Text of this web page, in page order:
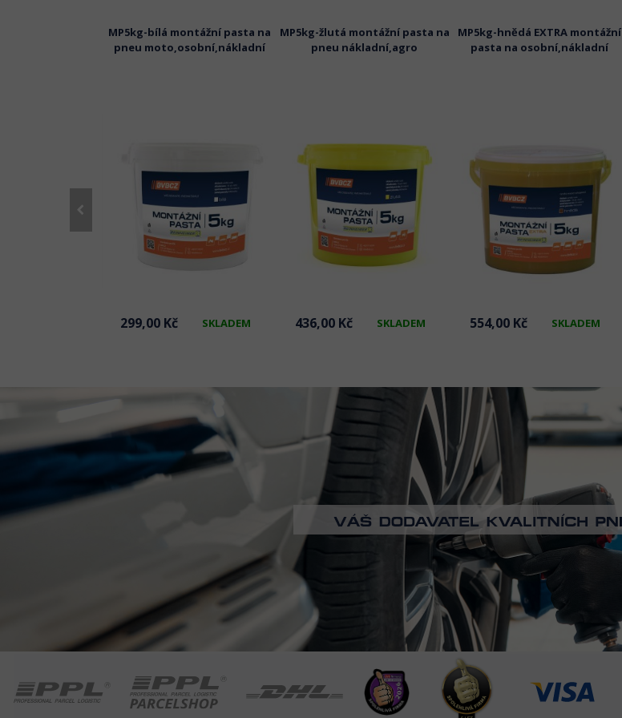
MP5kg-bílá montážní pasta na
pneu moto,osobní,nákladní
299,00 Kč SKLADEM
MP5kg-žlutá montážní pasta na
pneu nákladní,agro
436,00 Kč SKLADEM
MP5kg-hnědá EXTRA montážní
pasta na osobní,nákladní
554,00 Kč SKLADEM